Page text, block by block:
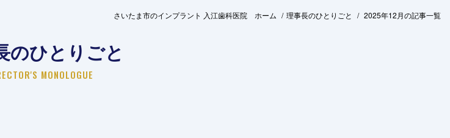
さいたま市のインプラント 入江歯科医院 ホーム 理事長のひとりごと 2025年12月の記事一覧
のひとりごと
MONOLOGUE